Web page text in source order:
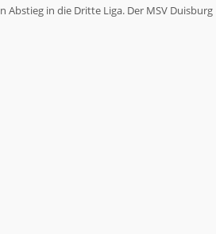
Abstieg in die Dritte Liga. Der MSV Duisburg